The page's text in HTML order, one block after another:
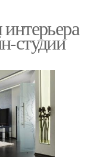
студии